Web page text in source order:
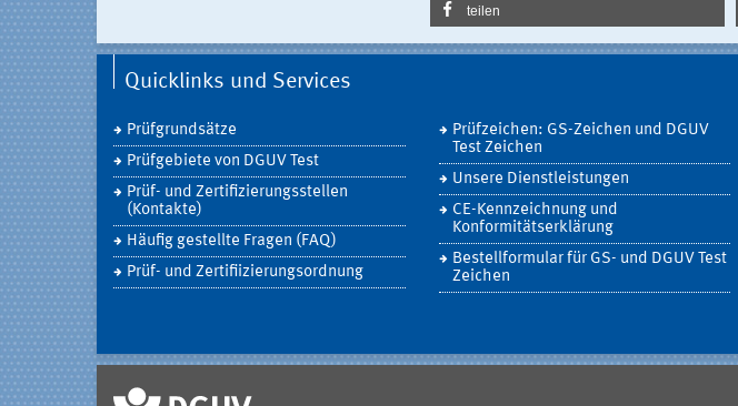
teilen
Quicklinks und Services
Prüfgrundsätze
Prüfgebiete von DGUV Test
Prüf- und Zertifizierungsstellen
(Kontakte)
Häufig gestellte Fragen (FAQ)
Prüf- und Zertifiizierungsordnung
Prüfzeichen: GS-Zeichen und DGUV
Test Zeichen
Unsere Dienstleistungen
CE-Kennzeichnung und
Konformitätserklärung
Bestellformular für GS- und DGUV Test
Zeichen